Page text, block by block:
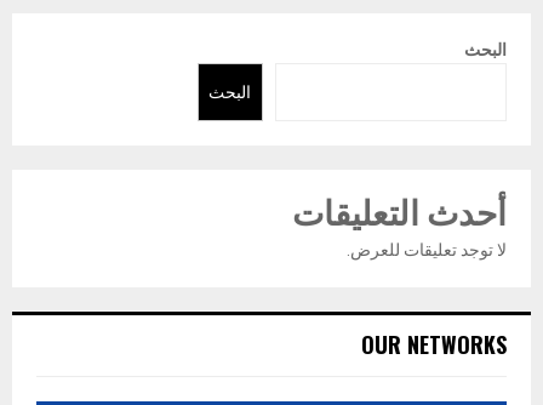
البحث
البحث
أحدث التعليقات
لا توجد تعليقات للعرض.
OUR NETWORKS